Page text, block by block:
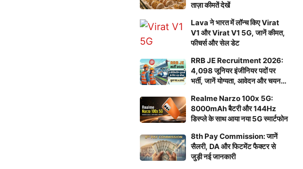
ताज़ा कीमतें देखें
Lava ने भारत में लॉन्च किए Virat
V1 और Virat V1 5G, जानें कीमत,
फीचर्स और सेल डेट
RRB JE Recruitment 2026:
4,098 जूनियर इंजीनियर पदों पर
भर्ती, जानें योग्यता, आवेदन और चयन
Realme Narzo 100x 5G:
8000mAh बैटरी और 144Hz
डिस्प्ले के साथ आया नया 5G स्मार्टफोन
8th Pay Commission: जानें
सैलरी, DA और फिटमेंट फैक्टर से
जुड़ी नई जानकारी